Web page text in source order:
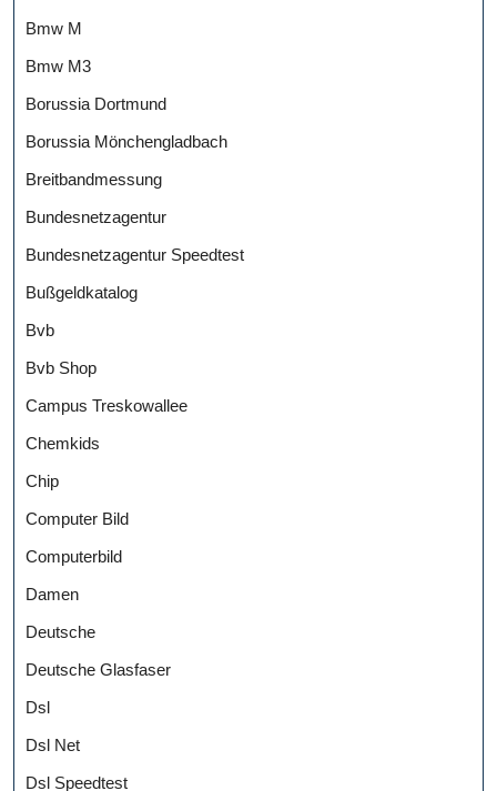
Bmw M
Bmw M3
Borussia Dortmund
Borussia Mönchengladbach
Breitbandmessung
Bundesnetzagentur
Bundesnetzagentur Speedtest
Bußgeldkatalog
Bvb
Bvb Shop
Campus Treskowallee
Chemkids
Chip
Computer Bild
Computerbild
Damen
Deutsche
Deutsche Glasfaser
Dsl
Dsl Net
Dsl Speedtest